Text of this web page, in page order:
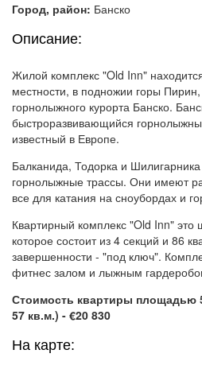
Город, район: Банско
Описание:
Жилой комплекс "Old Inn"
местности, в подножии горы
горнолыжного курорта Банско.
быстроразвивающийся
известный в Европе.
Балканида, Тодорка и
горнолыжные трассы. Они имеют
все для катания на сноубордах и
Квартирный комплекс "Old Inn" это
которое состоит из 4 секций и 86
завершенности - "под ключ".
фитнес залом и лыжным
Стоимость квартиры площадью
57 кв.м.) - €20 830
На карте: